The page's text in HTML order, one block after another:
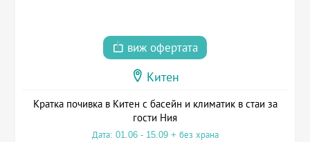
виж офертата
Китен
Кратка почивка в Китен с басейн и климатик в стаи за
гости Ния
Дата: 01.06 - 15.09 + без храна